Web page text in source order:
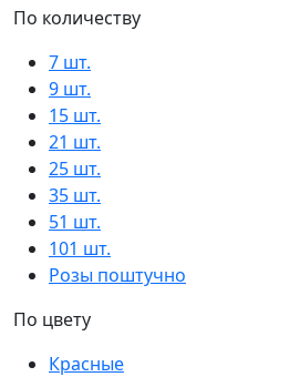
По количеству
7 шт.
9 шт.
15 шт.
21 шт.
25 шт.
35 шт.
51 шт.
101 шт.
Розы поштучно
По цвету
Красные